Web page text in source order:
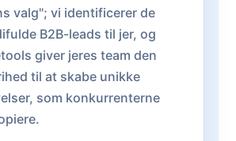
valg"; vi identificerer de
B2B-leads til jer, og
giver jeres team den
til at skabe unikke
som konkurrenterne